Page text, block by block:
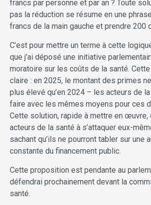
francs par personne et par an ? Toute
pas la réduction se résume en une
francs de la main gauche et prendre 200
C’est pour mettre un terme à cette
que j’ai déposé une initiative
moratoire sur les coûts de la santé.
claire : en 2025, le montant des primes
plus élevé qu’en 2024 – les acteurs de
faire avec les mêmes moyens pour ces
Cette solution, rapide à mettre en œuvre,
acteurs de la santé à s’attaquer eux-
sachant qu’ils ne pourront tabler sur une
constante du financement public.
Cette proposition est pendante au
défendrai prochainement devant la
santé.